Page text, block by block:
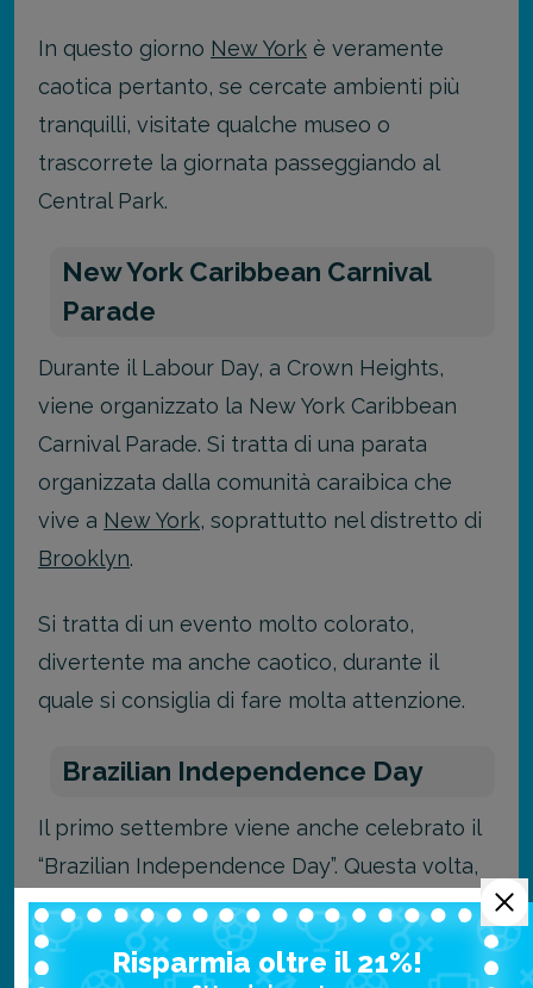
In questo giorno New York è veramente
caotica pertanto, se cercate ambienti più
tranquilli, visitate qualche museo o
trascorrete la giornata passeggiando al
Central Park.
New York Caribbean Carnival
Parade
Durante il Labour Day, a Crown Heights,
viene organizzato la New York Caribbean
Carnival Parade. Si tratta di una parata
organizzata dalla comunità caraibica che
vive a New York, soprattutto nel distretto di
Brooklyn.
Si tratta di un evento molto colorato,
divertente ma anche caotico, durante il
quale si consiglia di fare molta attenzione.
Brazilian Independence Day
Il primo settembre viene anche celebrato il
“Brazilian Independence Day”. Questa volta,
come si può facilmente intuire, sarà la
comunità brasiliana a festeggiare,
presentando balli tipici, musica e piatti
Risparmia oltre il 21%!